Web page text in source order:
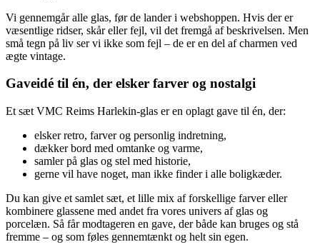
Vi gennemgår alle glas, før de lander i webshoppen. Hvis der er
væsentlige ridser, skår eller fejl, vil det fremgå af beskrivelsen. Men
små tegn på liv ser vi ikke som fejl – de er en del af charmen ved
ægte vintage.
Gaveidé til én, der elsker farver og nostalgi
Et sæt VMC Reims Harlekin-glas er en oplagt gave til én, der:
elsker retro, farver og personlig indretning,
dækker bord med omtanke og varme,
samler på glas og stel med historie,
gerne vil have noget, man ikke finder i alle boligkæder.
Du kan give et samlet sæt, et lille mix af forskellige farver eller
kombinere glassene med andet fra vores univers af glas og
porcelæn. Så får modtageren en gave, der både kan bruges og stå
fremme – og som føles gennemtænkt og helt sin egen.